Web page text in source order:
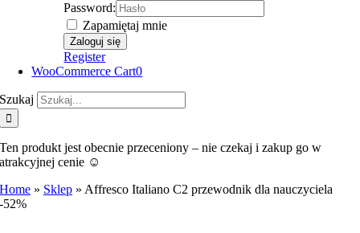
Password:
Zapamiętaj mnie
Register
WooCommerce Cart0
Szukaj
Ten produkt jest obecnie przeceniony – nie czekaj i zakup go w
atrakcyjnej cenie ☺️
Home » Sklep » Affresco Italiano C2 przewodnik dla nauczyciela
-52%